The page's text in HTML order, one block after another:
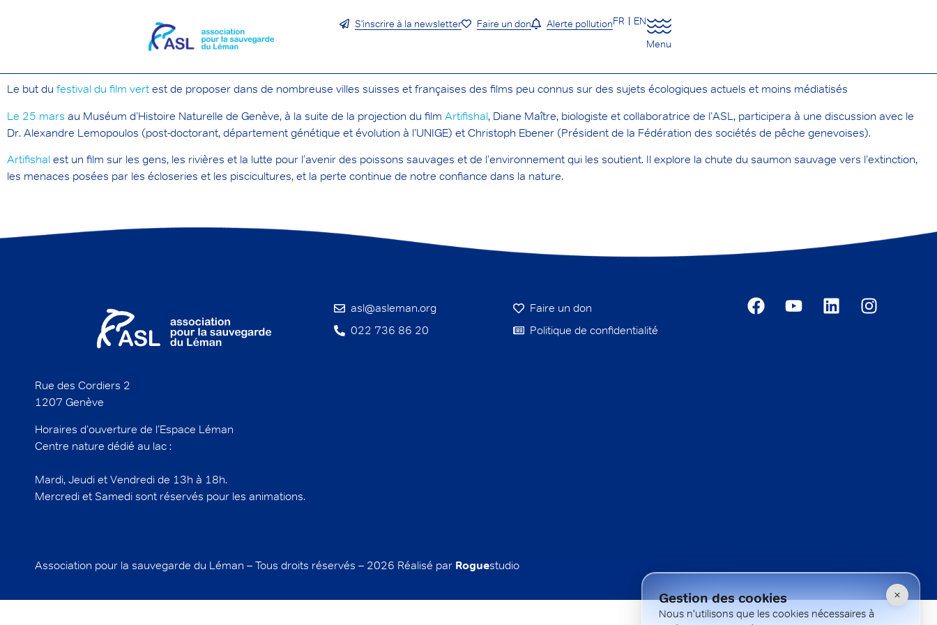
S'inscrire à la newsletter Faire un don Alerte pollutionFR
EN
Menu
Le but du festival du film vert est de proposer dans de nombreuse villes suisses et françaises des films peu connus sur des sujets écologiques actuels et moins médiatisés
Le 25 mars au Muséum d’Histoire Naturelle de Genève, à la suite de la projection du film Artifishal, Diane Maître, biologiste et collaboratrice de l’ASL, participera à une discussion avec le
Dr. Alexandre Lemopoulos (post-doctorant, département génétique et évolution à l’UNIGE) et Christoph Ebener (Président de la Fédération des sociétés de pêche genevoises).
Artifishal est un film sur les gens, les rivières et la lutte pour l’avenir des poissons sauvages et de l’environnement qui les soutient. Il explore la chute du saumon sauvage vers l’extinction,
les menaces posées par les écloseries et les piscicultures, et la perte continue de notre confiance dans la nature.
Rue des Cordiers 2
1207 Genève
Horaires d’ouverture de l’Espace Léman
Centre nature dédié au lac :
Mardi, Jeudi et Vendredi de 13h à 18h.
Mercredi et Samedi sont réservés pour les animations.
asl@asleman.org
022 736 86 20
Faire un don
Politique de confidentialité
Association pour la sauvegarde du Léman – Tous droits réservés – 2026 Réalisé par Roguestudio
Gestion des cookies
Nous n'utilisons que les cookies nécessaires à